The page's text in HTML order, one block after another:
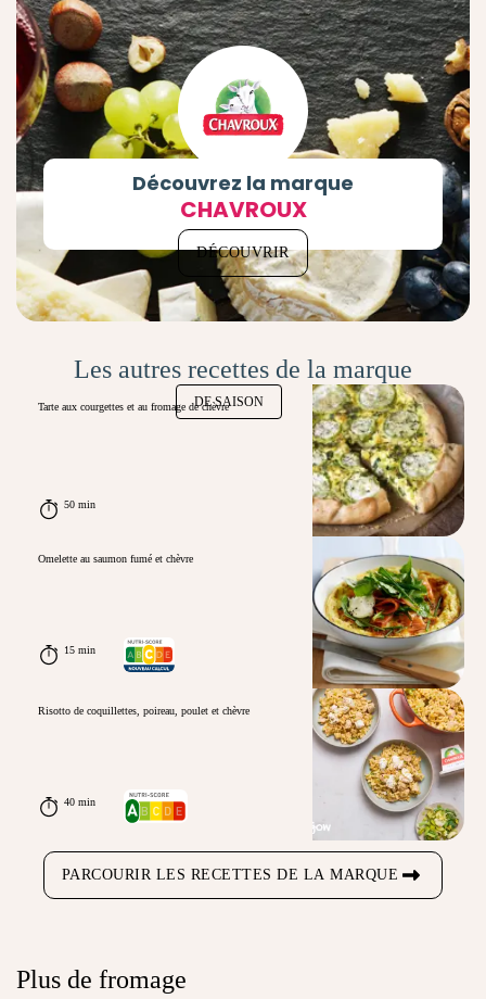
Découvrez la marque
CHAVROUX
DÉCOUVRIR
Les autres recettes de la marque
DE SAISON
Tarte aux courgettes et au fromage de chèvre
50 min
Omelette au saumon fumé et chèvre
15 min
Risotto de coquillettes, poireau, poulet et chèvre
40 min
PARCOURIR LES RECETTES DE LA MARQUE
Plus de fromage